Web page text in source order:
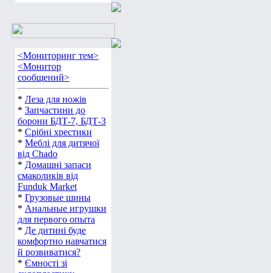
<Мониторинг тем>
<Монитор
сообщений>
* Леза для ножів
* Запчастини до
борони БДТ-7, БДТ-3
* Срібні хрестики
* Меблі для дитячої
від Chado
* Домашні запаси
смаколиків від
Funduk Market
* Грузовые шины
* Анальные игрушки
для первого опыта
* Де дитині буде
комфортно навчатися
й розвиватися?
* Ємності зі